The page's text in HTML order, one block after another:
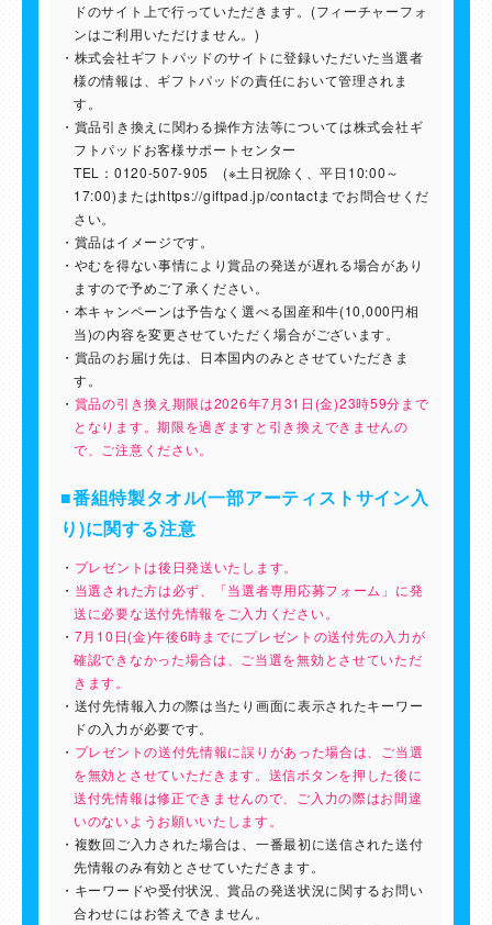
ドのサイト上で行っていただきます。(フィーチャーフォ
ンはご利用いただけません。)
株式会社ギフトパッドのサイトに登録いただいた当選者
様の情報は、ギフトパッドの責任において管理されま
す。
賞品引き換えに関わる操作方法等については株式会社ギ
フトパッドお客様サポートセンター
TEL：0120-507-905 (※土日祝除く、平日10:00～
17:00)またはhttps://giftpad.jp/contactまでお問合せくだ
さい。
賞品はイメージです。
やむを得ない事情により賞品の発送が遅れる場合があり
ますので予めご了承ください。
本キャンペーンは予告なく選べる国産和牛(10,000円相
当)の内容を変更させていただく場合がございます。
賞品のお届け先は、日本国内のみとさせていただきま
す。
賞品の引き換え期限は2026年7月31日(金)23時59分まで
となります。期限を過ぎますと引き換えできませんの
で、ご注意ください。
■番組特製タオル(一部アーティストサイン入
り)に関する注意
プレゼントは後日発送いたします。
当選された方は必ず、「当選者専用応募フォーム」に発
送に必要な送付先情報をご入力ください。
7⽉10⽇(金)午後6時までにプレゼントの送付先の入力が
確認できなかった場合は、ご当選を無効とさせていただ
きます。
送付先情報入力の際は当たり画⾯に表⽰されたキーワー
ドの入力が必要です。
プレゼントの送付先情報に誤りがあった場合は、ご当選
を無効とさせていただきます。送信ボタンを押した後に
送付先情報は修正できませんので、ご⼊⼒の際はお間違
いのないようお願いいたします。
複数回ご入力された場合は、⼀番最初に送信された送付
先情報のみ有効とさせていただきます。
キーワードや受付状況、賞品の発送状況に関するお問い
合わせにはお答えできません。